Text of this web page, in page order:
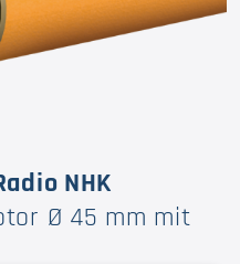
NHK
Ø 45 mm mit